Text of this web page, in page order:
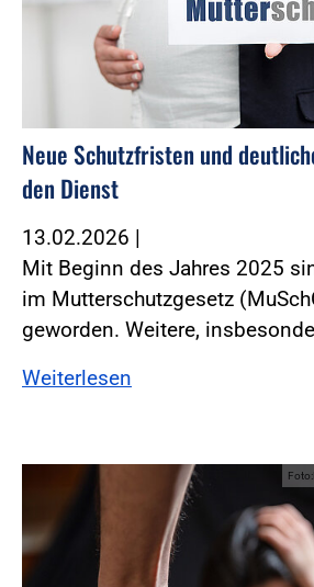
Neue Schutzfristen und
den Dienst
13.02.2026 |
Mit Beginn des Jahres 2025
im Mutterschutzgesetz
geworden. ­Weitere,
Weiterlesen